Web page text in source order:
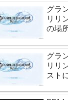
グラ
リリ
の場
グラ
リリ
スト